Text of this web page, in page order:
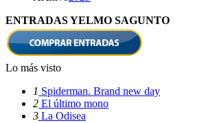
ENTRADAS YELMO SAGUNTO
Lo más visto
1 Spiderman. Brand new day
2 El último mono
3 La Odisea